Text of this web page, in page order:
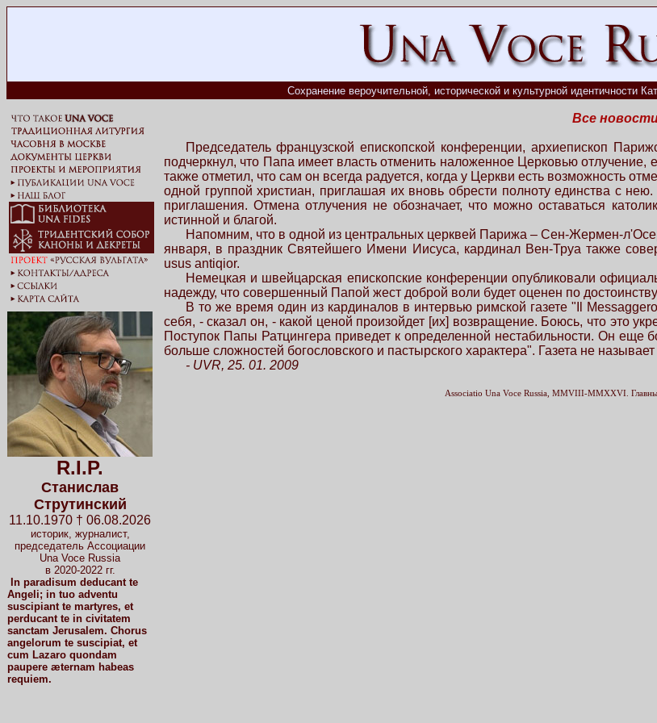
Сохранение вероучительной, исторической и культурной идентичности
R.I.P.
Станислав
Струтинский
11.10.1970 † 06.08.2026
историк, журналист,
председатель Ассоциации
Una Voce Russia
в 2020-2022 гг.
In paradisum deducant te
Angeli; in tuo adventu
suscipiant te martyres, et
perducant te in civitatem
sanctam Jerusalem. Chorus
angelorum te suscipiat, et
cum Lazaro quondam
paupere æternam habeas
requiem.
Все
Председатель французской епископской конференции, архиепископ
подчеркнул, что Папа имеет власть отменить наложенное Церковью
также отметил, что сам он всегда радуется, когда у Церкви есть возможность
одной группой христиан, приглашая их вновь обрести полноту единства с
приглашения. Отмена отлучения не обозначает, что можно оставаться
истинной и благой.
Напомним, что в одной из центральных церквей Парижа – Сен-Жермен-
января, в праздник Святейшего Имени Иисуса, кардинал Вен-Труа также
usus antiqior.
Немецкая и швейцарская епископские конференции опубликовали
надежду, что совершенный Папой жест доброй воли будет оценен по
В то же время один из кардиналов в интервью римской газете "Il
себя, - сказал он, - какой ценой произойдет [их] возвращение. Боюсь, что это
Поступок Папы Ратцингера приведет к определенной нестабильности. Он еще
больше сложностей богословского и пастырского характера". Газета не
- UVR, 25. 01. 2009
Associatio Una Voce Russia, MMVIII-MMXXVI.